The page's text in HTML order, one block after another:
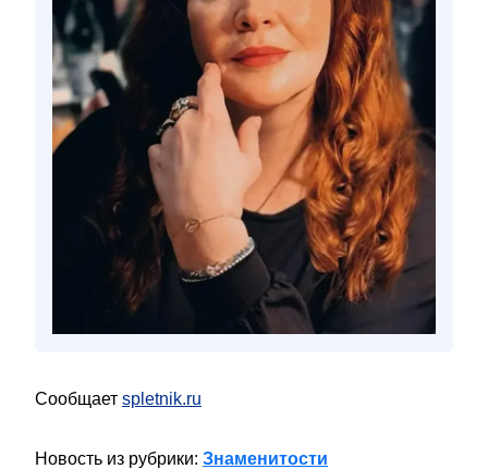
Сообщает spletnik.ru
Новость из рубрики: Знаменитости